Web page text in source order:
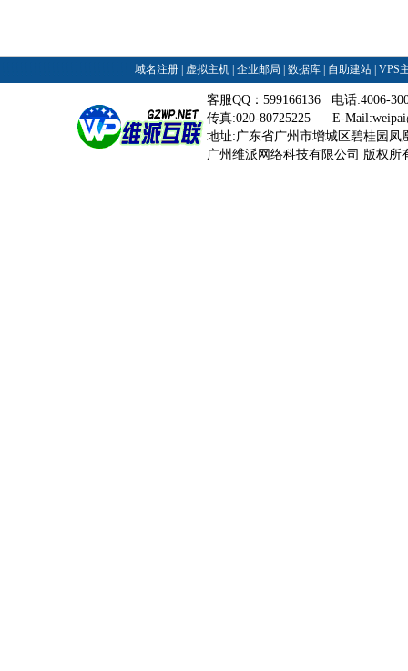
域名注册 虚拟主机 企业邮局 数据库 自助建站 VPS
客服QQ：599166136 电话:4006-
传真:020-80725225 E-Mail:
地址:广东省广州市增城区碧桂园
广州维派网络科技有限公司 版权所